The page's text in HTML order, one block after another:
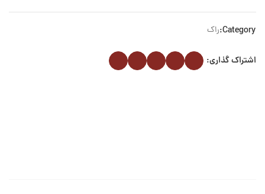
Category: راک
اشتراک گذاری: